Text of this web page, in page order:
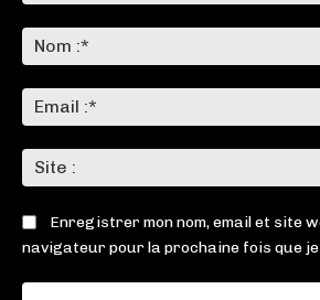
Enregistrer mon nom, email et site
navigateur pour la prochaine fois que